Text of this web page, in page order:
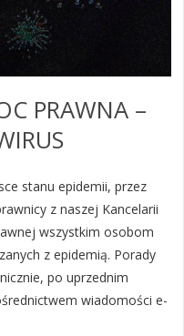
PRAWNA –
stanu epidemii, przez
z naszej Kancelarii
wszystkim osobom
z epidemią. Porady
po uprzednim
wiadomości e-